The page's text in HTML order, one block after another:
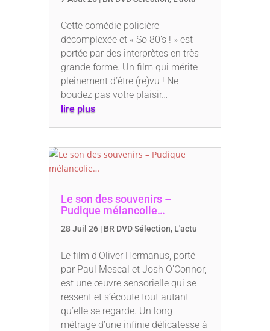
Cette comédie policière
décomplexée et « So 80’s ! » est
portée par des interprètes en très
grande forme. Un film qui mérite
pleinement d’être (re)vu ! Ne
boudez pas votre plaisir…
lire plus
Le son des souvenirs –
Pudique mélancolie…
28 Juil 26| BR DVD Sélection, L'actu
Le film d’Oliver Hermanus, porté
par Paul Mescal et Josh O’Connor,
est une œuvre sensorielle qui se
ressent et s’écoute tout autant
qu’elle se regarde. Un long-
métrage d’une infinie délicatesse à